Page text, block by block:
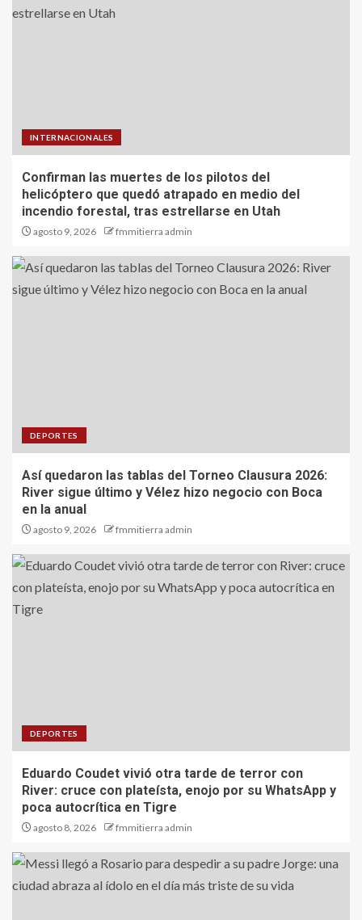
INTERNACIONALES
Confirman las muertes de los pilotos del
helicóptero que quedó atrapado en medio del
incendio forestal, tras estrellarse en Utah
agosto 9, 2026 fmmitierra admin
DEPORTES
Así quedaron las tablas del Torneo Clausura 2026:
River sigue último y Vélez hizo negocio con Boca
en la anual
agosto 9, 2026 fmmitierra admin
DEPORTES
Eduardo Coudet vivió otra tarde de terror con
River: cruce con plateísta, enojo por su WhatsApp y
poca autocrítica en Tigre
agosto 8, 2026 fmmitierra admin